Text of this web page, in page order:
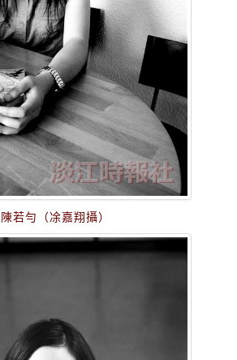
陳若勻（凃嘉翔攝）